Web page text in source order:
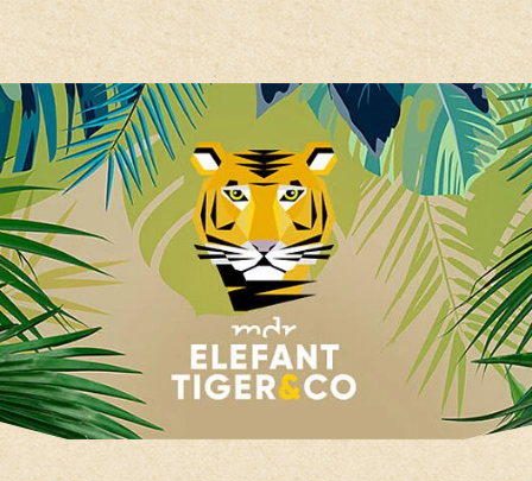
Hauptregion der Seite